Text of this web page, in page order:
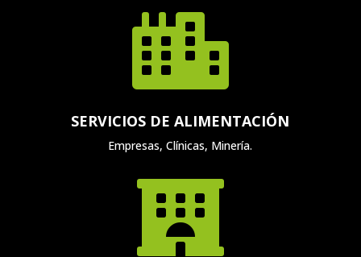

SERVICIOS DE ALIMENTACIÓN
Empresas, Clínicas, Minería.
